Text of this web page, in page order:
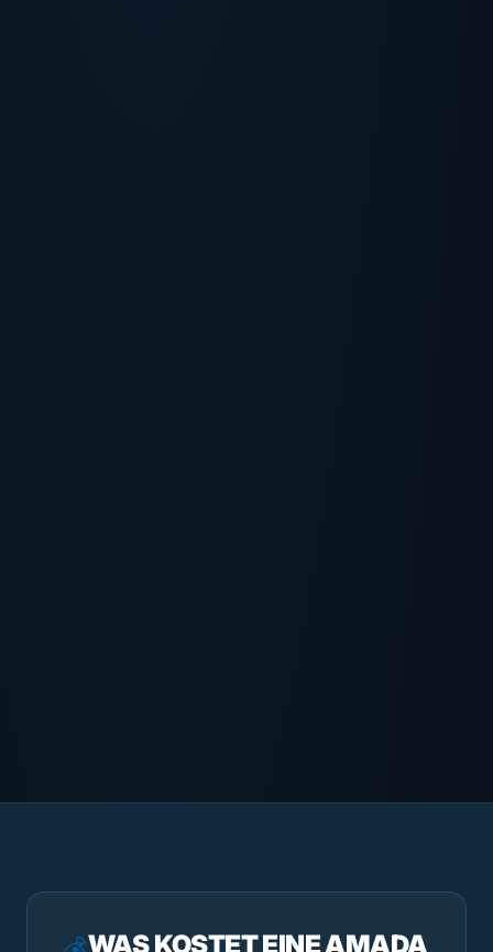
WAS KOSTET EINE AMADA